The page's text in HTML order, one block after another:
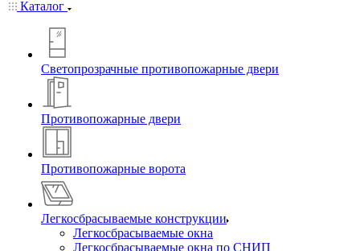
Каталог
Светопрозрачные противопожарные двери
Противопожарные двери
Противопожарные ворота
Легкосбрасываемые конструкции
Легкосбрасываемые окна
Легкосбрасываемые окна по СНИП